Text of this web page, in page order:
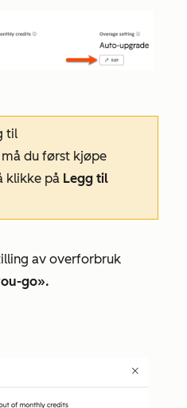
til
må du først kjøpe
klikke på Legg til
av overforbruk
go».